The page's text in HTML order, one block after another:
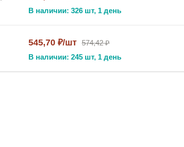
В наличии: 326 шт, 1 день
545,70 ₽/шт 574,42 ₽
В наличии: 245 шт, 1 день